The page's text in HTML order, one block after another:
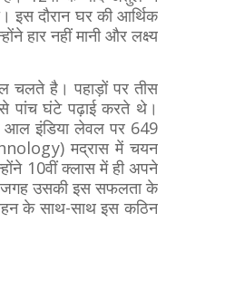
इस दौरान घर की आर्थिक
हार नहीं मानी और लक्ष्य
चलते है। पहाड़ों पर तीस
पांच घंटे पढ़ाई करते थे।
आल इंडिया लेवल पर 649
मद्रास में चयन
10वीं क्लास में ही अपने
जगह उसकी इस सफलता के
के साथ-साथ इस कठिन